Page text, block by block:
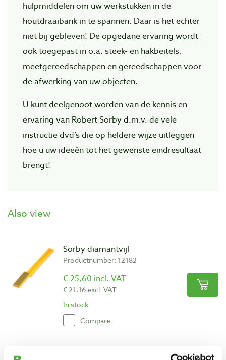
hulpmiddelen om uw werkstukken in de
houtdraaibank in te spannen. Daar is het echter
niet bij gebleven! De opgedane ervaring wordt
ook toegepast in o.a. steek- en hakbeitels,
meetgereedschappen en gereedschappen voor
de afwerking van uw objecten.
U kunt deelgenoot worden van de kennis en
ervaring van Robert Sorby d.m.v. de vele
instructie dvd’s die op heldere wijze uitleggen
hoe u uw ideeën tot het gewenste eindresultaat
brengt!
Also view
Sorby diamantvijl
Productnumber: 12182
€ 25,60 incl. VAT
€ 21,16 excl. VAT
In stock
Compare